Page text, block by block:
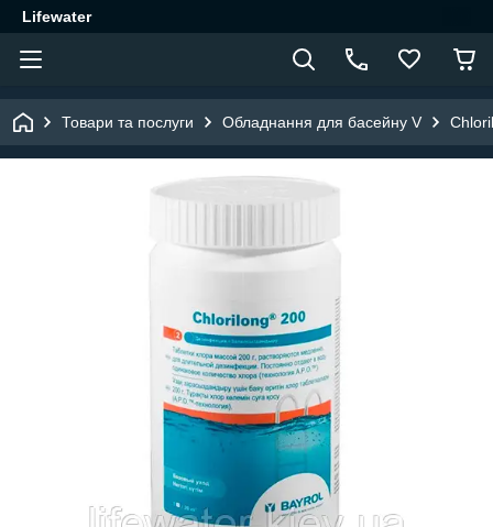
Lifewater
Товари та послуги Обладнання для басейну V